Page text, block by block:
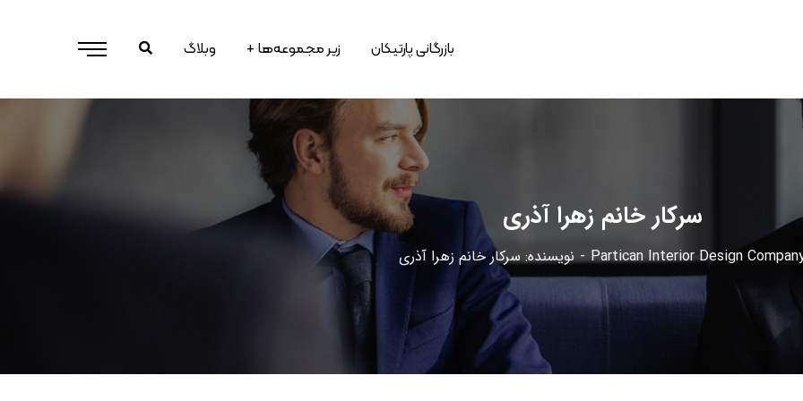
بازرگانی پارتیکان زیر مجموعه‌ها وبلاگ
سرکار خانم زهرا آذری
Partican Interior Design نویسنده: سرکار خانم زهرا آذری